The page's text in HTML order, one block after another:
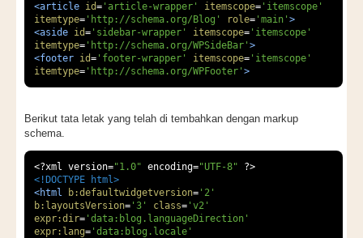
<article id= 'article-wrapper' itemscope= 'itemscope'
itemtype= 'http://schema.org/Blog' role= 'main' >
<aside id= 'sidebar-wrapper' itemscope= 'itemscope'
itemtype= 'http://schema.org/WPSideBar' >
<footer id= 'footer-wrapper' itemscope= 'itemscope'
itemtype= 'http://schema.org/WPFooter' >
Berikut tata letak yang telah di tembahkan dengan markup
schema.
<?xml version="1.0" encoding="UTF-8"
?>
<!DOCTYPE html>
<html
b:defaultwidgetversion= '2'
b:layoutsVersion= '3' class= 'v2'
expr:dir= 'data:blog.languageDirection'
expr:lang= 'data:blog.locale'